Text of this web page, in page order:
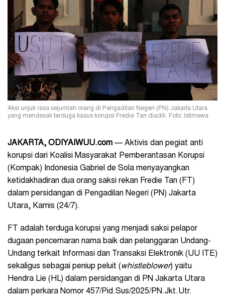
Aksi unjuk rasa sejumlah orang di Pengadilan Negeri (PN) Jakarta Utara
yang mendesak terduga kasus korupsi Fredie Tan diadili. Foto: Istimewa
JAKARTA, ODIYAIWUU.com — Aktivis dan pegiat anti
korupsi dari Koalisi Masyarakat Pemberantasan Korupsi
(Kompak) Indonesia Gabriel de Sola menyayangkan
ketidakhadiran dua orang saksi rekan Fredie Tan (FT)
dalam persidangan di Pengadilan Negeri (PN) Jakarta
Utara, Kamis (24/7).
FT adalah terduga korupsi yang menjadi saksi pelapor
dugaan pencemaran nama baik dan pelanggaran Undang-
Undang terkait Informasi dan Transaksi Elektronik (UU ITE)
sekaligus sebagai peniup peluit (whistleblower) yaitu
Hendra Lie (HL) dalam persidangan di PN Jakarta Utara
dalam perkara Nomor 457/Pid.Sus/2025/PN.Jkt.Utr.